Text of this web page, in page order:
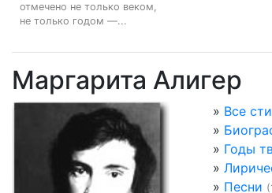
отмечено не только веком,
не только годом —...
Маргарита Алигер
» Все
»
» Годы
»
» Песни